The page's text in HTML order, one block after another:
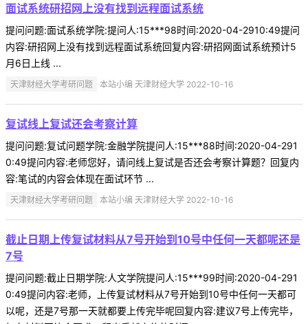
面试系统研招网上没有找到远程面试系统
提问问题:面试系统学院:提问人:15***98时间:2020-04-2910:49提问
内容:研招网上没有找到远程面试系统回复内容:研招网面试系统预计5
月6日上线 ...
天津财经大学考研问题 本站小编 天津财经大学 2022-10-16
复试线上复试还会考察计算
提问问题:复试问题学院:金融学院提问人:15***88时间:2020-04-291
0:49提问内容:老师您好，请问线上复试是否还会考察计算题？回复内
容:笔试的内容会体现在面试环节 ...
天津财经大学考研问题 本站小编 天津财经大学 2022-10-16
截止日期上传复试材料从7号开始到10号中任何一天都呢还是
7号
提问问题:截止日期学院:人文学院提问人:15***99时间:2020-04-291
0:49提问内容:老师，上传复试材料从7号开始到10号中任何一天都可
以呢，还是7号那一天就都要上传完毕呢回复内容:建议7号上传完毕，